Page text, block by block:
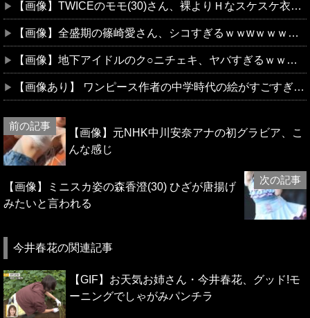
【画像】TWICEのモモ(30)さん、裸よりＨなスケスケ衣装を着てしまうｗｗｗｗｗｗ
【画像】全盛期の篠崎愛さん、シコすぎるｗｗwｗｗｗｗｗｗｗｗｗ
【画像】地下アイドルのク○ニチェキ、ヤバすぎるｗｗｗwｗｗｗｗｗｗｗｗ
【画像あり】 ワンピース作者の中学時代の絵がすごすぎる→
【画像】元NHK中川安奈アナの初グラビア、こ
んな感じ
【画像】ミニスカ姿の森香澄(30) ひざが唐揚げ
みたいと言われる
今井春花の関連記事
【GIF】お天気お姉さん・今井春花、グッド!モ
ーニングでしゃがみパンチラ